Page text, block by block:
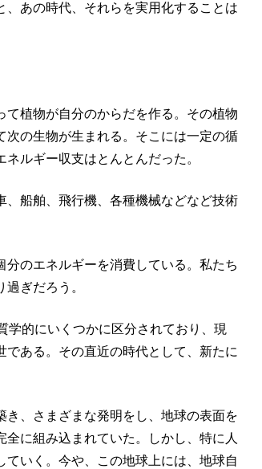
あの時代、それらを実用化することは
植物が自分のからだを作る。その植物
の生物が生まれる。そこには一定の循
ルギー収支はとんとんだった。
船舶、飛行機、各種機械などなど技術
のエネルギーを消費している。私たち
ぎだろう。
学的にいくつかに区分されており、現
ある。その直近の時代として、新たに
、さまざまな発明をし、地球の表面を
に組み込まれていた。しかし、特に人
いく。今や、この地球上には、地球自